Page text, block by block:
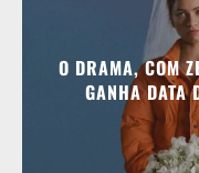
O DRAMA, COM
GANHA DATA